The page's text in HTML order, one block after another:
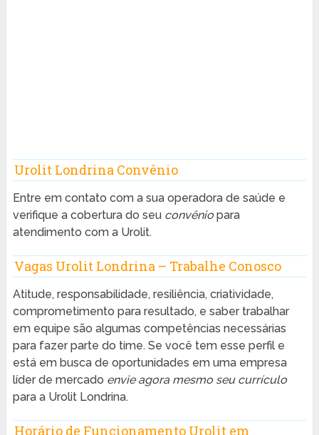
Urolit Londrina Convênio
Entre em contato com a sua operadora de saúde e
verifique a cobertura do seu convêniopara
atendimento com a Urolit.
Vagas Urolit Londrina – Trabalhe Conosco
Atitude, responsabilidade, resiliência, criatividade,
comprometimento para resultado, e saber trabalhar
em equipe são algumas competências necessárias
para fazer parte do time. Se você tem esse perfil e
está em busca de oportunidades em uma empresa
líder de mercado envie agora mesmo seu currículo
para a Urolit Londrina.
Horário de Funcionamento Urolit em